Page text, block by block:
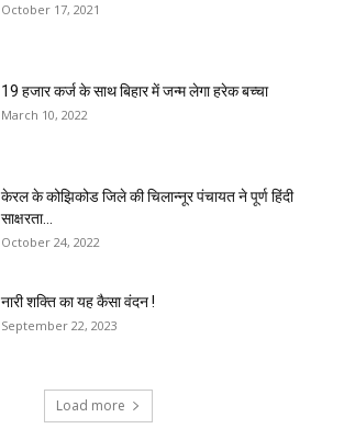
October 17, 2021
19 हजार कर्ज के साथ बिहार में जन्म लेगा हरेक बच्चा
March 10, 2022
केरल के कोझिकोड जिले की चिलान्नूर पंचायत ने पूर्ण हिंदी
साक्षरता...
October 24, 2022
नारी शक्ति का यह कैसा वंदन !
September 22, 2023
Load more